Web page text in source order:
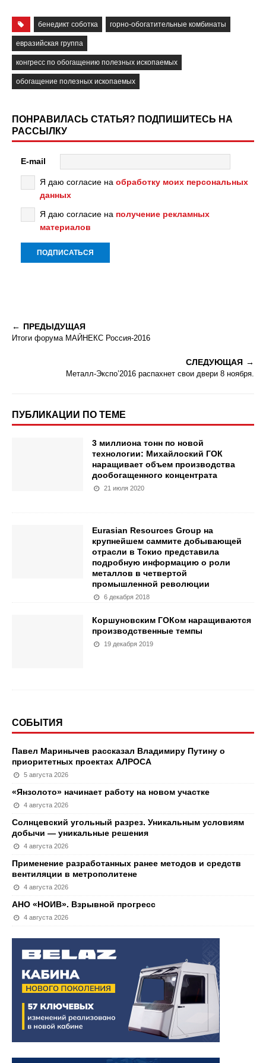
бенедикт соботка горно-обогатительные комбинаты
евразийская группа
конгресс по обогащению полезных ископаемых
обогащение полезных ископаемых
ПОНРАВИЛАСЬ СТАТЬЯ? ПОДПИШИТЕСЬ НА
РАССЫЛКУ
E-mail
Я даю согласие на обработку моих персональных
данных
Я даю согласие на получение рекламных
материалов
ПРЕДЫДУЩАЯ
Итоги форума МАЙНЕКС Россия-2016
СЛЕДУЮЩАЯ
Металл-Экспо’2016 распахнет свои двери 8 ноября.
ПУБЛИКАЦИИ ПО ТЕМЕ
3 миллиона тонн по новой
технологии: Михайлоский ГОК
наращивает объем производства
дообогащенного концентрата
21 июля 2020
Eurasian Resources Group на
крупнейшем саммите добывающей
отрасли в Токио представила
подробную информацию о роли
металлов в четвертой
промышленной революции
6 декабря 2018
Коршуновским ГОКом наращиваются
производственные темпы
19 декабря 2019
СОБЫТИЯ
Павел Маринычев рассказал Владимиру Путину о
приоритетных проектах АЛРОСА
5 августа 2026
«Янзолото» начинает работу на новом участке
4 августа 2026
Солнцевский угольный разрез. Уникальным условиям
добычи — уникальные решения
4 августа 2026
Применение разработанных ранее методов и средств
вентиляции в метрополитене
4 августа 2026
АНО «НОИВ». Взрывной прогресс
4 августа 2026